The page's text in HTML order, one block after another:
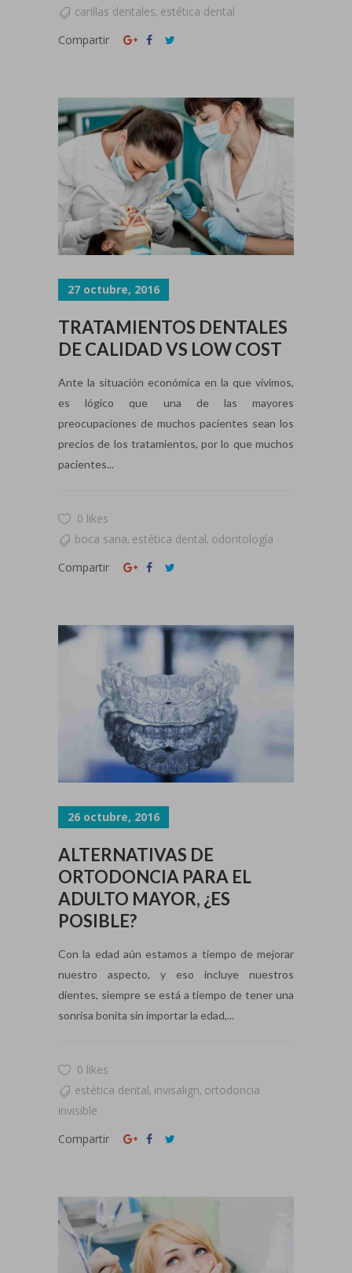
carillas dentales, estética dental
Compartir
27 octubre, 2016
TRATAMIENTOS DENTALES
DE CALIDAD VS LOW COST
Ante la situación económica en la que vivimos,
es lógico que una de las mayores
preocupaciones de muchos pacientes sean los
precios de los tratamientos, por lo que muchos
pacientes...
0 likes
boca sana, estética dental, odontología
Compartir
26 octubre, 2016
ALTERNATIVAS DE
ORTODONCIA PARA EL
ADULTO MAYOR, ¿ES
POSIBLE?
Con la edad aún estamos a tiempo de mejorar
nuestro aspecto, y eso incluye nuestros
dientes, siempre se está a tiempo de tener una
sonrisa bonita sin importar la edad,...
0 likes
estética dental, invisalign, ortodoncia
invisible
Compartir